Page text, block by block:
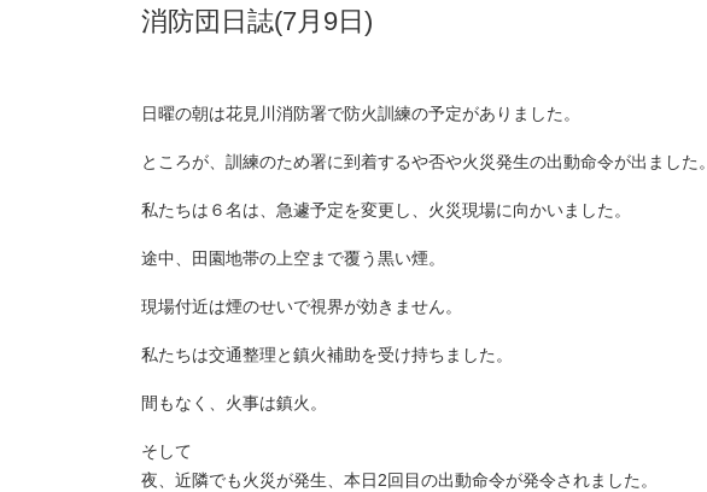
消防団日誌(7月9日)
日曜の朝は花見川消防署で防火訓練の予定がありました。
ところが、訓練のため署に到着するや否や火災発生の出動命令が出ました。
私たちは６名は、急遽予定を変更し、火災現場に向かいました。
途中、田園地帯の上空まで覆う黒い煙。
現場付近は煙のせいで視界が効きません。
私たちは交通整理と鎮火補助を受け持ちました。
間もなく、火事は鎮火。
そして
夜、近隣でも火災が発生、本日2回目の出動命令が発令されました。